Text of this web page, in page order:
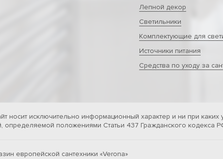
Лепной декор
Светильники
Комплектующие для
Источники питания
Средства по уходу за
носит исключительно информационный характер и ни при
определяемой положениями Статьи 437 Гражданского кодекса
европейской сантехники «Verona»